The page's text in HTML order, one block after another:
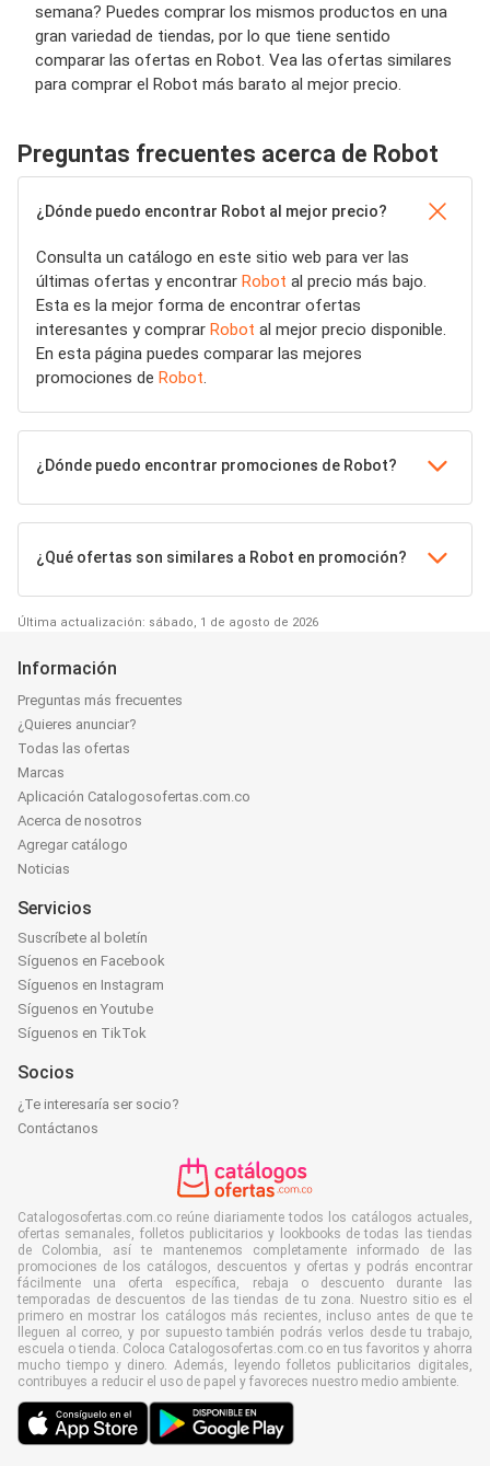
semana? Puedes comprar los mismos productos en una
gran variedad de tiendas, por lo que tiene sentido
comparar las ofertas en Robot. Vea las ofertas similares
para comprar el Robot más barato al mejor precio.
Preguntas frecuentes acerca de Robot
¿Dónde puedo encontrar Robot al mejor precio?
Consulta un catálogo en este sitio web para ver las
últimas ofertas y encontrar Robot al precio más bajo.
Esta es la mejor forma de encontrar ofertas
interesantes y comprar Robot al mejor precio disponible.
En esta página puedes comparar las mejores
promociones de Robot.
¿Dónde puedo encontrar promociones de Robot?
¿Qué ofertas son similares a Robot en promoción?
Última actualización: sábado, 1 de agosto de 2026
Información
Preguntas más frecuentes
¿Quieres anunciar?
Todas las ofertas
Marcas
Aplicación Catalogosofertas.com.co
Acerca de nosotros
Agregar catálogo
Noticias
Servicios
Suscríbete al boletín
Síguenos en Facebook
Síguenos en Instagram
Síguenos en Youtube
Síguenos en TikTok
Socios
¿Te interesaría ser socio?
Contáctanos
Catalogosofertas.com.co reúne diariamente todos los catálogos actuales,
ofertas semanales, folletos publicitarios y lookbooks de todas las tiendas
de Colombia, así te mantenemos completamente informado de las
promociones de los catálogos, descuentos y ofertas y podrás encontrar
fácilmente una oferta específica, rebaja o descuento durante las
temporadas de descuentos de las tiendas de tu zona. Nuestro sitio es el
primero en mostrar los catálogos más recientes, incluso antes de que te
lleguen al correo, y por supuesto también podrás verlos desde tu trabajo,
escuela o tienda. Coloca Catalogosofertas.com.co en tus favoritos y ahorra
mucho tiempo y dinero. Además, leyendo folletos publicitarios digitales,
contribuyes a reducir el uso de papel y favoreces nuestro medio ambiente.